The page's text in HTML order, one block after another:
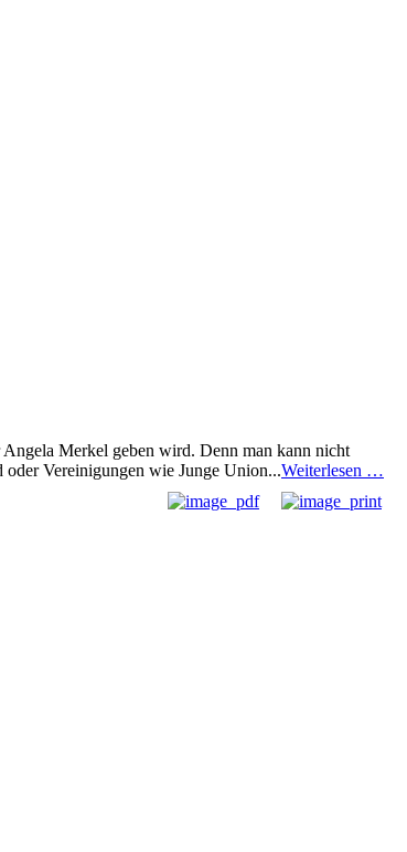
Angela Merkel geben wird. Denn man kann nicht
oder Vereinigungen wie Junge Union...Weiterlesen …